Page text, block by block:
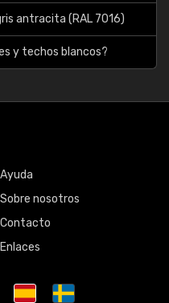
antracita (RAL 7016)
y techos blancos?
Ayuda
Sobre nosotros
Contacto
Enlaces